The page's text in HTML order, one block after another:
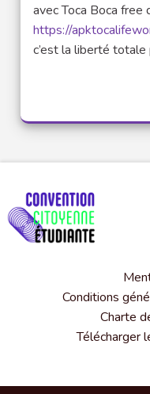
avec Toca Boca free
https://
c’est la liberté
Conditions
Charte
Télécharger